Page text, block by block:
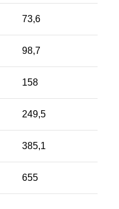
73,6
98,7
158
249,5
385,1
655